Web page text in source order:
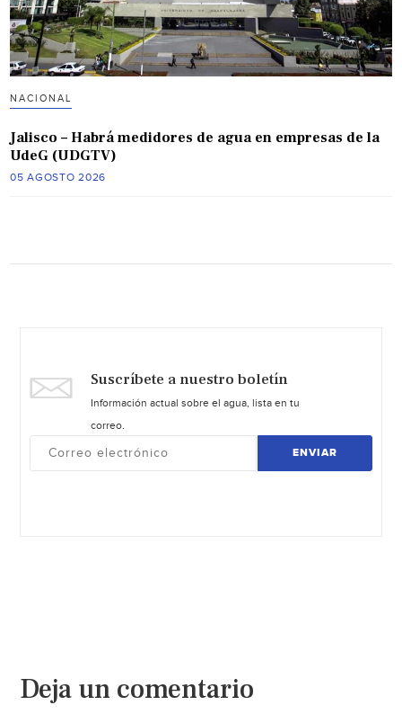
NACIONAL
Jalisco – Habrá medidores de agua en empresas de la
UdeG (UDGTV)
05 AGOSTO 2026
Suscríbete a nuestro boletín
Información actual sobre el agua, lista en tu
correo.
ENVIAR
Deja un comentario